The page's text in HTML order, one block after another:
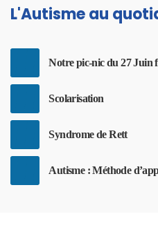
L'Autisme au
Notre pic-nic du 27 Juin
Scolarisation
Syndrome de Rett
Autisme : Méthode